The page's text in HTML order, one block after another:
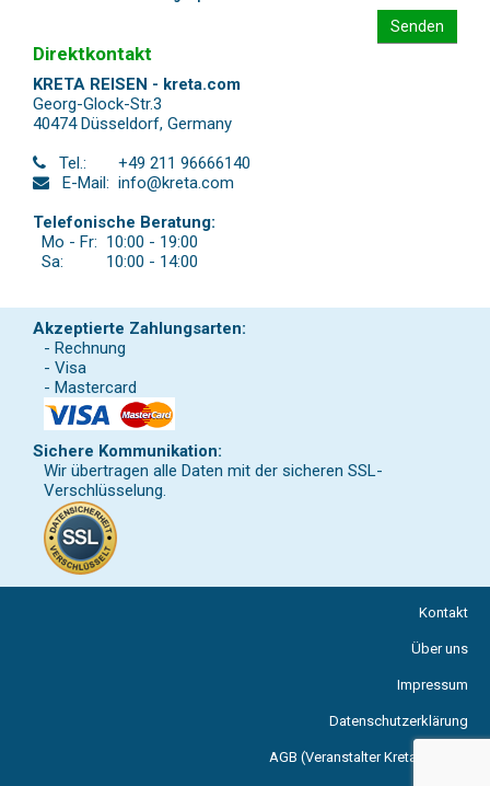
Senden
Direktkontakt
KRETA REISEN - kreta.com
Georg-Glock-Str.3
40474 Düsseldorf, Germany
Tel.:
+49 211 96666140
E-Mail: info@kreta.com
Telefonische Beratung:
Mo - Fr: 10:00 - 19:00
Sa:
10:00 - 14:00
Akzeptierte Zahlungsarten:
- Rechnung
- Visa
- Mastercard
Sichere Kommunikation:
Wir übertragen alle Daten mit der sicheren SSL-
Verschlüsselung.
Kontakt
Über uns
Impressum
Datenschutzerklärung
AGB (Veranstalter Kreta Reisen)